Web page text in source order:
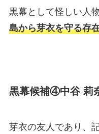
黒幕として怪しい人
島から芽衣を守る存
黒幕候補④中谷 莉
芽衣の友人であり、